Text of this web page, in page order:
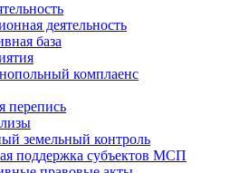
деятельность
база
комплаенс
перепись
земельный контроль
поддержка субъектов МСП